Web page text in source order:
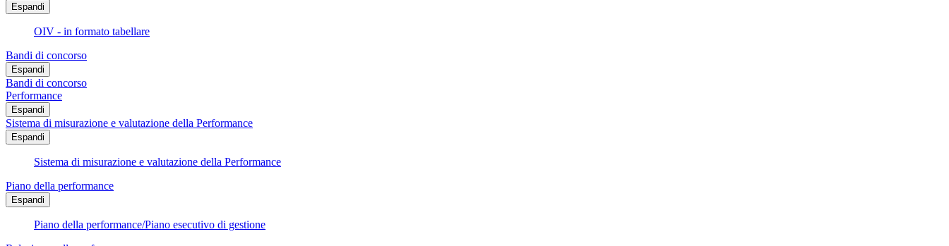
Espandi
OIV - in formato tabellare
Bandi di concorso
Espandi
Bandi di concorso
Performance
Espandi
Sistema di misurazione e valutazione della Performance
Espandi
Sistema di misurazione e valutazione della Performance
Piano della performance
Espandi
Piano della performance/Piano esecutivo di gestione